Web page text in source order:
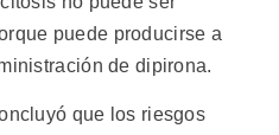
puede producirse a
de dipirona.
que los riesgos